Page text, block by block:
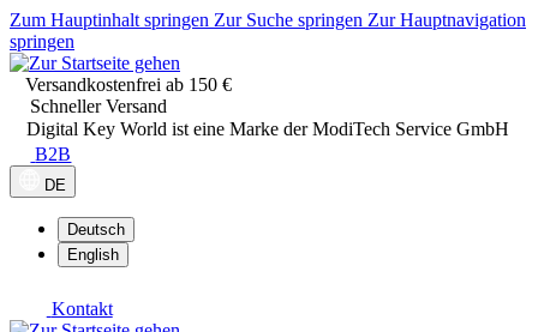
Zum Hauptinhalt springen Zur Suche springen Zur Hauptnavigation
springen
Versandkostenfrei ab 150 €
Schneller Versand
Digital Key World ist eine Marke der ModiTech Service GmbH
B2B
DE
Deutsch
English
Kontakt